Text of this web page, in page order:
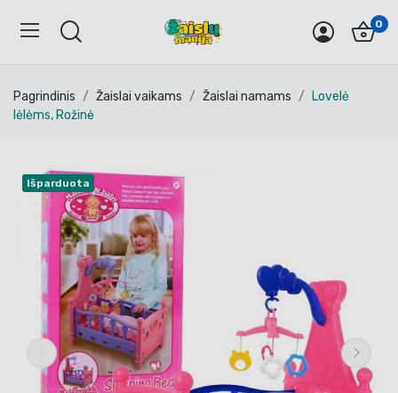
0
Pagrindinis Žaislai vaikams Žaislai namams
Lovelė
lėlėms, Rožinė
Išparduota